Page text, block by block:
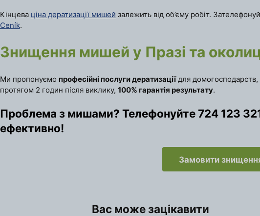
Кінцева ціна дератизації мишей залежить від об’єму робіт.
Ceník.
Знищення мишей у Празі та
Ми пропонуємо професійні послуги дератизаціїдля домогосподарств,
протягом 2 годин після виклику, 100% гарантія результату.
Проблема з мишами? Телефонуйте724 123
ефективно!
Замовити
Вас може зацікавити